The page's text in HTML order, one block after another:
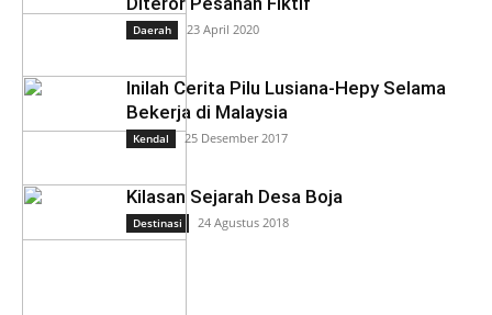
Daerah 23 April 2020
Inilah Cerita Pilu Lusiana-Hepy Selama
Bekerja di Malaysia
Kendal 25 Desember 2017
Kilasan Sejarah Desa Boja
Destinasi 24 Agustus 2018